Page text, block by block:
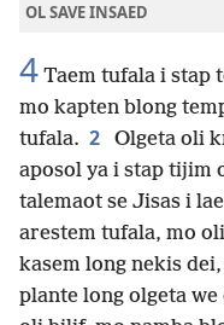
OL SAVE INSAED
4 Taem tufala i stap
mo kapten blong
tufala. 2
Olgeta oli
aposol ya i stap tijim
talemaot se Jisas i
arestem tufala, mo
kasem long nekis
plante long olgeta